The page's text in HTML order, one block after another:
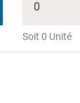
0
Soit 0 Unité